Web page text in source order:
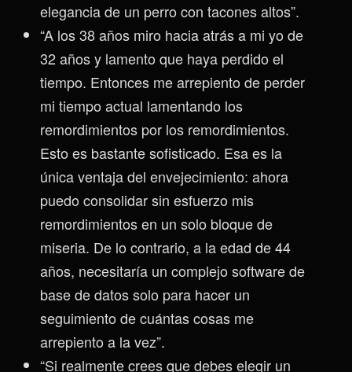
elegancia de un perro con tacones altos”.
“A los 38 años miro hacia atrás a mi yo de
32 años y lamento que haya perdido el
tiempo. Entonces me arrepiento de perder
mi tiempo actual lamentando los
remordimientos por los remordimientos.
Esto es bastante sofisticado. Esa es la
única ventaja del envejecimiento: ahora
puedo consolidar sin esfuerzo mis
remordimientos en un solo bloque de
miseria. De lo contrario, a la edad de 44
años, necesitaría un complejo software de
base de datos solo para hacer un
seguimiento de cuántas cosas me
arrepiento a la vez”.
“Si realmente crees que debes elegir un